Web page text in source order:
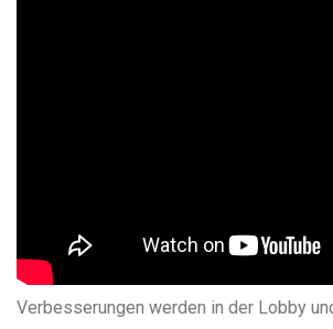
Verbesserungen werden in der Lobby